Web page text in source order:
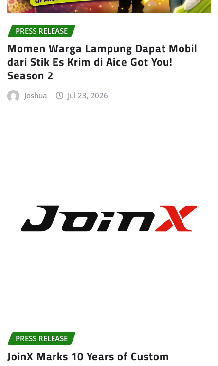
PRESS RELEASE
Momen Warga Lampung Dapat Mobil
dari Stik Es Krim di Aice Got You!
Season 2
Joshua Jul 23, 2026
PRESS RELEASE
JoinX Marks 10 Years of Custom